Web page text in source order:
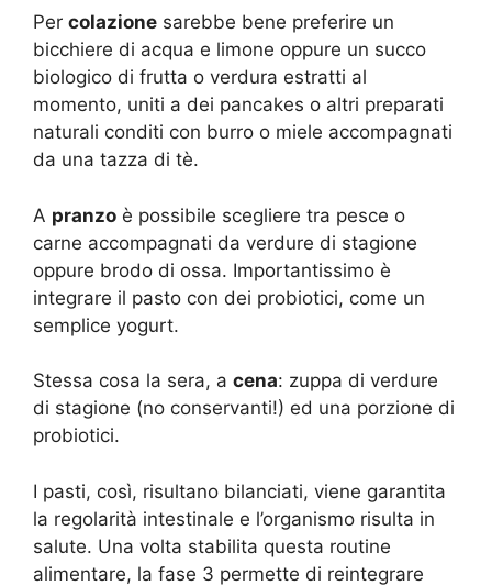
Per colazione sarebbe bene preferire un
bicchiere di acqua e limone oppure un succo
biologico di frutta o verdura estratti al
momento, uniti a dei pancakes o altri preparati
naturali conditi con burro o miele accompagnati
da una tazza di tè.
A pranzo è possibile scegliere tra pesce o
carne accompagnati da verdure di stagione
oppure brodo di ossa. Importantissimo è
integrare il pasto con dei probiotici, come un
semplice yogurt.
Stessa cosa la sera, a cena: zuppa di verdure
di stagione (no conservanti!) ed una porzione di
probiotici.
I pasti, così, risultano bilanciati, viene garantita
la regolarità intestinale e l’organismo risulta in
salute. Una volta stabilita questa routine
alimentare, la fase 3 permette di reintegrare